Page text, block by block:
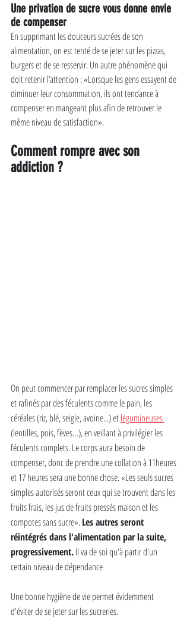
Une privation de sucre vous donne envie
de compenser
En supprimant les douceurs sucrées de son
alimentation, on est tenté de se jeter sur les pizzas,
burgers et de se resservir. Un autre phénomène qui
doit retenir l’attention : «Lorsque les gens essayent de
diminuer leur consommation, ils ont tendance à
compenser en mangeant plus afin de retrouver le
même niveau de satisfaction».
Comment rompre avec son
addiction ?
On peut commencer par remplacer les sucres simples
et rafinés par des féculents comme le pain, les
céréales (riz, blé, seigle, avoine...) et légumineuses
(lentilles, pois, fèves…), en veillant à privilégier les
féculents complets. Le corps aura besoin de
compenser, donc de prendre une collation à 11heures
et 17 heures sera une bonne chose. «Les seuls sucres
simples autorisés seront ceux qui se trouvent dans les
fruits frais, les jus de fruits pressés maison et les
compotes sans sucre». Les autres seront
réintégrés dans l'alimentation par la suite,
progressivement. Il va de soi qu'à partir d'un
certain niveau de dépendance
Une bonne hygiène de vie permet évidemment
d'éviter de se jeter sur les sucreries.